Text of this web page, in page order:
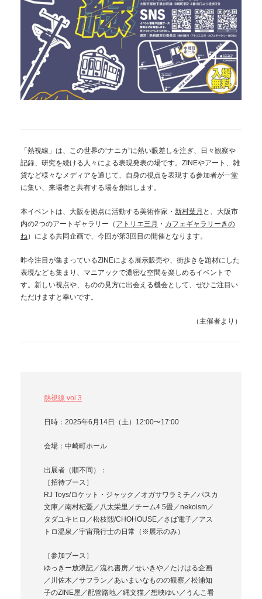
「熱視線」は、この世界の“ナニカ”に熱い眼差しを注ぎ、日々観察や
記録、研究を続ける人々による表現発表の場です。ZINEやアート、雑
貨など様々なメディアを通じて、自身の視点を表現する参加者が一堂
に集い、来場者と共有する場を創出します。
本イベントは、大阪を拠点に活動する美術作家・ 新村葉月 と、大阪市
内の2つのアートギャラリー（ アトリエ三月 ・ カフェギャラリーきの
ね ）による共同企画で、今回が第3回目の開催となります。
昨今注目が集まっているZINEによる展示販売や、街歩きを題材にした
表現なども集まり、マニアックで濃密な空間を楽しめるイベントで
す。新しい視点や、ものの見方に出会える機会として、ぜひご注目い
ただけますと幸いです。
（主催者より）
熱視線 vol.3
日時：2025年6月14日（土）12:00〜17:00
会場：中崎町ホール
出展者（順不同）：
［招待ブース］
RJ Toys/ロケット・ジャック／オガサワラミチ／パスカ
文庫／南村杞憂／八太栄里／チーム4.5畳／nekoism／
タダユキヒロ／松枝熙/CHOHOUSE／さば電子／アス
トロ温泉／宇宙飛行士の日常（※展示のみ）
［参加ブース］
ゆっきー放浪記／流れ書房／せいきや／たけはる企画
／川佐木／サフラン／あいまいなものの観察／松浦知
子のZINE屋／配管路地／縄文猫／想映ゆい／うんこ看